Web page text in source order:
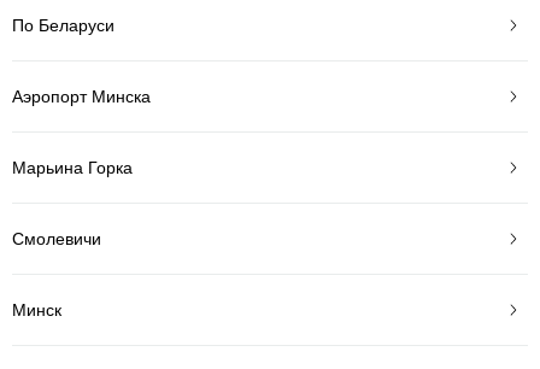
По Беларуси
Аэропорт Минска
Марьина Горка
Смолевичи
Минск